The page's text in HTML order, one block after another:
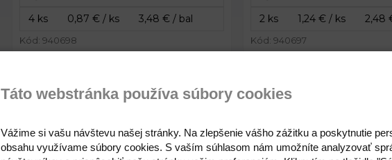
Kód: 940698 Kód: 940697
Táto webstránka používa súbory cookies
Vážime si vašu návštevu našej stránky. Na zlepšenie vášho zážitku a poskytnutie
obsahu využívame súbory cookies. S vaším súhlasom nám umožníte analyzovať